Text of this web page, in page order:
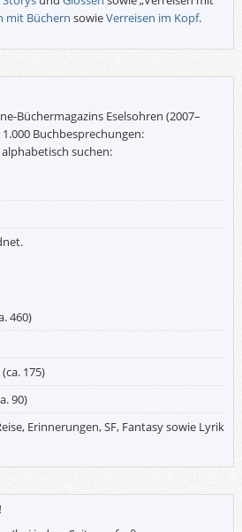
mit Büchern sowieVerreisen im Kopf.
Büchermagazins Eselsohren (2007–
Buchbesprechungen:
suchen:
460)
(ca. 175)
90)
Erinnerungen, SF, Fantasy sowie Lyrik